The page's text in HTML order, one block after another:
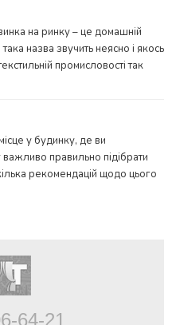
на ринку – це домашній
назва звучить неясно і якось
промисловості так
у будинку, де ви
правильно підібрати
рекомендацій щодо цього
64-21